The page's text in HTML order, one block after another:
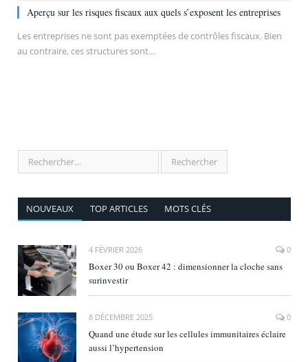
Aperçu sur les risques fiscaux aux quels s’exposent les entreprises
Les entreprises ne sont pas exemptées de contrôles fiscaux. Bien
au contraire, ces structures sont…
NOUVEAUX TOP ARTICLES MOTS CLÉS
4 FÉVRIER 2026 0
Boxer 30 ou Boxer 42 : dimensionner la cloche sans
surinvestir
8 DÉCEMBRE 2025 0
Quand une étude sur les cellules immunitaires éclaire
aussi l’hypertension